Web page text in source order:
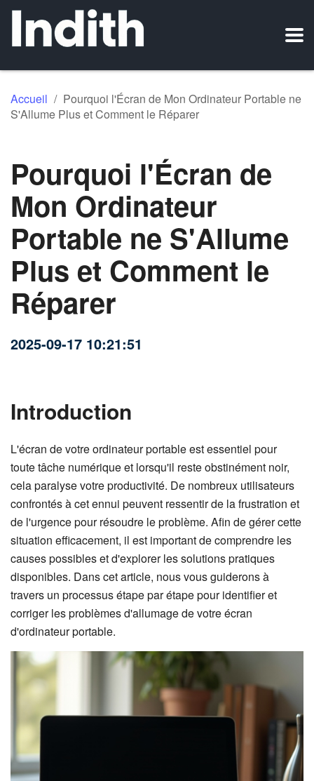
Accueil / Pourquoi l'Écran de Mon Ordinateur Portable ne
S'Allume Plus et Comment le Réparer
Pourquoi l'Écran de
Mon Ordinateur
Portable ne S'Allume
Plus et Comment le
Réparer
2025-09-17 10:21:51
Introduction
L'écran de votre ordinateur portable est essentiel pour
toute tâche numérique et lorsqu'il reste obstinément noir,
cela paralyse votre productivité. De nombreux utilisateurs
confrontés à cet ennui peuvent ressentir de la frustration et
de l'urgence pour résoudre le problème. Afin de gérer cette
situation efficacement, il est important de comprendre les
causes possibles et d'explorer les solutions pratiques
disponibles. Dans cet article, nous vous guiderons à
travers un processus étape par étape pour identifier et
corriger les problèmes d'allumage de votre écran
d'ordinateur portable.